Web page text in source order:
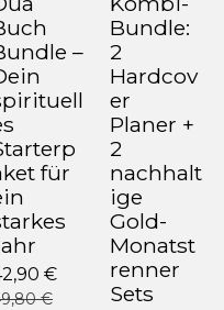
–
für
€
€
Bundle:
2
Hardcov
er
Planer +
2
nachhalt
ige
Gold-
Monatst
renner
Sets